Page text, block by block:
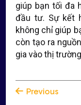
giúp bạn tối đa
đầu tư. Sự kết
không chỉ giúp
còn tạo ra
gia vào thị
Previous